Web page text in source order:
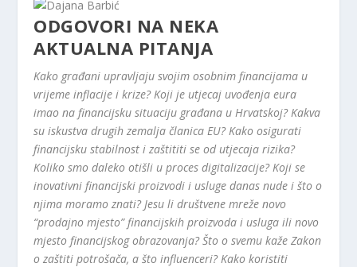
ODGOVORI NA NEKA
AKTUALNA PITANJA
Kako građani upravljaju svojim osobnim financijama u
vrijeme inflacije i krize? Koji je utjecaj uvođenja eura
imao na financijsku situaciju građana u Hrvatskoj? Kakva
su iskustva drugih zemalja članica EU? Kako osigurati
financijsku stabilnost i zaštititi se od utjecaja rizika?
Koliko smo daleko otišli u proces digitalizacije? Koji se
inovativni financijski proizvodi i usluge danas nude i što o
njima moramo znati? Jesu li društvene mreže novo
“prodajno mjesto” financijskih proizvoda i usluga ili novo
mjesto financijskog obrazovanja? Što o svemu kaže Zakon
o zaštiti potrošača, a što influenceri? Kako koristiti